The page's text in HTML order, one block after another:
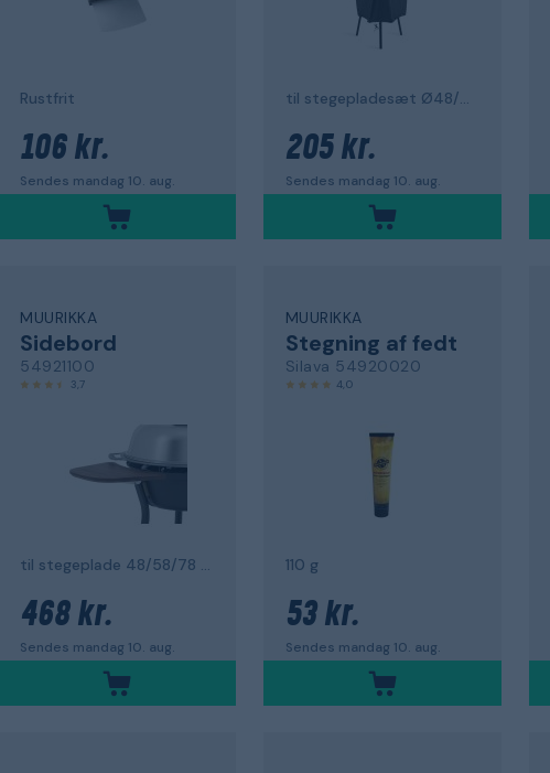
Rustfrit
106 kr.
Sendes mandag 10. aug.
til stegepladesæt Ø48/58 cm
205 kr.
Sendes mandag 10. aug.
MUURIKKA
Sidebord
54921100
3,7
til stegeplade 48/58/78 cm, sammenklappelig
468 kr.
Sendes mandag 10. aug.
MUURIKKA
Stegning af fedt
Silava 54920020
4,0
110 g
53 kr.
Sendes mandag 10. aug.